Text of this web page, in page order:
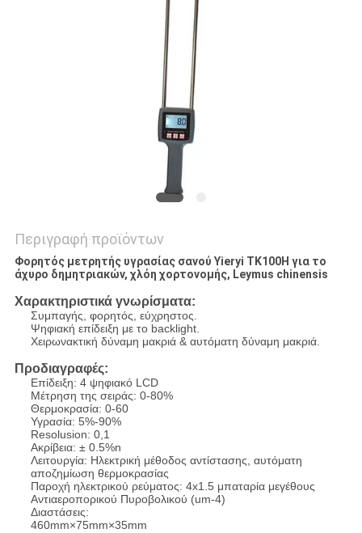
Περιγραφή προϊόντων
Φορητός μετρητής υγρασίας σανού Yieryi TK100H για το
άχυρο δημητριακών, χλόη χορτονομής, Leymus chinensis
Χαρακτηριστικά γνωρίσματα:
Συμπαγής, φορητός, εύχρηστος.
Ψηφιακή επίδειξη με το backlight.
Χειρωνακτική δύναμη μακριά & αυτόματη δύναμη μακριά.
Προδιαγραφές:
Επίδειξη: 4 ψηφιακό LCD
Μέτρηση της σειράς: 0-80%
Θερμοκρασία: 0-60
Υγρασία: 5%-90%
Resolusion: 0,1
Ακρίβεια: ± 0.5%n
Λειτουργία: Ηλεκτρική μέθοδος αντίστασης, αυτόματη
αποζημίωση θερμοκρασίας
Παροχή ηλεκτρικού ρεύματος: 4x1.5 μπαταρία μεγέθους
Αντιαεροπορικού Πυροβολικού (um-4)
Διαστάσεις:
460mm×75mm×35mm